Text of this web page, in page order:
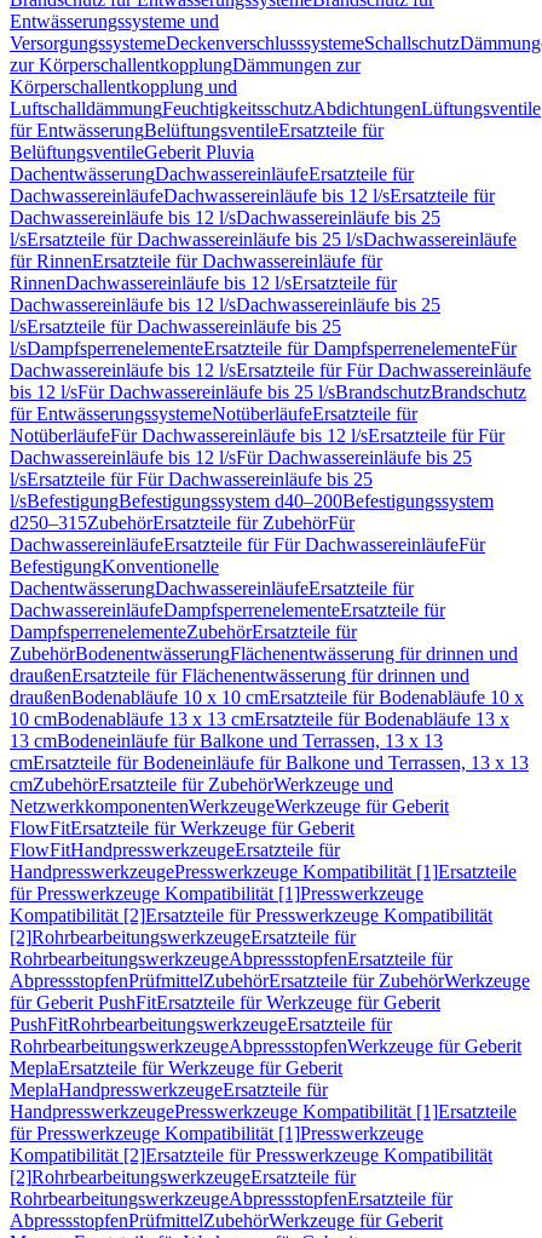
Entwässerungssysteme und
VersorgungssystemeDeckenverschlusssystemeSchallschutz
zur KörperschallentkopplungDämmungen zur
Körperschallentkopplung und
LuftschalldämmungFeuchtigkeitsschutzAbdichtungenLüftungsventile
für EntwässerungBelüftungsventileErsatzteile für
BelüftungsventileGeberit Pluvia
DachentwässerungDachwassereinläufeErsatzteile für
DachwassereinläufeDachwassereinläufe bis 12 l/sErsatzteile für
Dachwassereinläufe bis 12 l/sDachwassereinläufe bis 25
l/sErsatzteile für Dachwassereinläufe bis 25 l/sDachwassereinläufe
für RinnenErsatzteile für Dachwassereinläufe für
RinnenDachwassereinläufe bis 12 l/sErsatzteile für
Dachwassereinläufe bis 12 l/sDachwassereinläufe bis 25
l/sErsatzteile für Dachwassereinläufe bis 25
l/sDampfsperrenelementeErsatzteile für DampfsperrenelementeFür
Dachwassereinläufe bis 12 l/sErsatzteile für Für Dachwassereinläufe
bis 12 l/sFür Dachwassereinläufe bis 25 l/sBrandschutzBrandschutz
für EntwässerungssystemeNotüberläufeErsatzteile für
NotüberläufeFür Dachwassereinläufe bis 12 l/sErsatzteile für Für
Dachwassereinläufe bis 12 l/sFür Dachwassereinläufe bis 25
l/sErsatzteile für Für Dachwassereinläufe bis 25
l/sBefestigungBefestigungssystem d40–200Befestigungssystem
d250–315ZubehörErsatzteile für ZubehörFür
DachwassereinläufeErsatzteile für Für DachwassereinläufeFür
BefestigungKonventionelle
DachentwässerungDachwassereinläufeErsatzteile für
DachwassereinläufeDampfsperrenelementeErsatzteile für
DampfsperrenelementeZubehörErsatzteile für
ZubehörBodenentwässerungFlächenentwässerung für drinnen und
draußenErsatzteile für Flächenentwässerung für drinnen und
draußenBodenabläufe 10 x 10 cmErsatzteile für Bodenabläufe 10 x
10 cmBodenabläufe 13 x 13 cmErsatzteile für Bodenabläufe 13 x
13 cmBodeneinläufe für Balkone und Terrassen, 13 x 13
cmErsatzteile für Bodeneinläufe für Balkone und Terrassen, 13 x 13
cmZubehörErsatzteile für ZubehörWerkzeuge und
NetzwerkkomponentenWerkzeugeWerkzeuge für Geberit
FlowFitErsatzteile für Werkzeuge für Geberit
FlowFitHandpresswerkzeugeErsatzteile für
HandpresswerkzeugePresswerkzeuge Kompatibilität [1]Ersatzteile
für Presswerkzeuge Kompatibilität [1]Presswerkzeuge
Kompatibilität [2]Ersatzteile für Presswerkzeuge Kompatibilität
[2]RohrbearbeitungswerkzeugeErsatzteile für
RohrbearbeitungswerkzeugeAbpressstopfenErsatzteile für
AbpressstopfenPrüfmittelZubehörErsatzteile für ZubehörWerkzeuge
für Geberit PushFitErsatzteile für Werkzeuge für Geberit
PushFitRohrbearbeitungswerkzeugeErsatzteile für
RohrbearbeitungswerkzeugeAbpressstopfenWerkzeuge für Geberit
MeplaErsatzteile für Werkzeuge für Geberit
MeplaHandpresswerkzeugeErsatzteile für
HandpresswerkzeugePresswerkzeuge Kompatibilität [1]Ersatzteile
für Presswerkzeuge Kompatibilität [1]Presswerkzeuge
Kompatibilität [2]Ersatzteile für Presswerkzeuge Kompatibilität
[2]RohrbearbeitungswerkzeugeErsatzteile für
RohrbearbeitungswerkzeugeAbpressstopfenErsatzteile für
AbpressstopfenPrüfmittelZubehörWerkzeuge für Geberit